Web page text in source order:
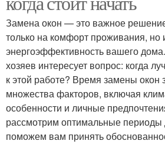
Замена окон — это важное
только на комфорт проживания, но
энергоэффективность вашего
хозяев интересует вопрос: когда
к этой работе? Время замены окон
множества факторов, включая
особенности и личные
рассмотрим оптимальные периоды
поможем вам принять